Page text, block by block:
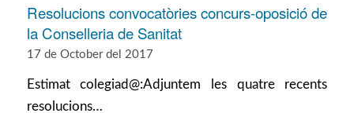
Resolucions convocatòries concurs-oposició de
la Conselleria de Sanitat
17 de October del 2017
Estimat colegiad@:Adjuntem les quatre recents
resolucions…